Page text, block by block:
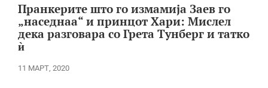
Пранкерите што го измамија Заев го
„наседнаа“ и принцот Хари: Мислел
дека разговара со Грета Тунберг и татко
ѝ
11 МАРТ, 2020